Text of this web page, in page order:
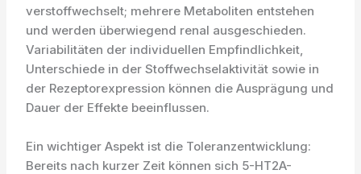
verstoffwechselt; mehrere Metaboliten entstehen
und werden überwiegend renal ausgeschieden.
Variabilitäten der individuellen Empfindlichkeit,
Unterschiede in der Stoffwechselaktivität sowie in
der Rezeptorexpression können die Ausprägung und
Dauer der Effekte beeinflussen.
Ein wichtiger Aspekt ist die Toleranzentwicklung:
Bereits nach kurzer Zeit können sich 5-HT2A-